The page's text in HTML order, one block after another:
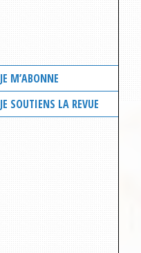
JE M’ABONNE
JE SOUTIENS LA REVUE